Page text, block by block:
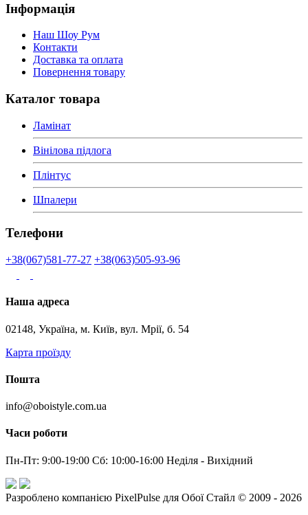
Інформація
Наш Шоу Рум
Контакти
Доставка та оплата
Повернення товару
Каталог товара
Ламінат
Вінілова підлога
Плінтус
Шпалери
Телефони
+38(067)581-77-27 +38(063)505-93-96
Наша адреса
02148, Україна, м. Київ, вул. Мрії, б. 54
Карта проїзду
Пошта
info@oboistyle.com.ua
Часи роботи
Пн-Пт: 9:00-19:00 Сб: 10:00-16:00 Неділя - Вихідний
Разроблено компанією PixelPulse для Обої Стайл © 2009 - 2026